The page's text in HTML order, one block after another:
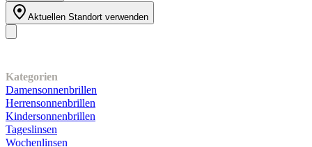
Aktuellen Standort verwenden
Kategorien
Damensonnenbrillen
Herrensonnenbrillen
Kindersonnenbrillen
Tageslinsen
Wochenlinsen